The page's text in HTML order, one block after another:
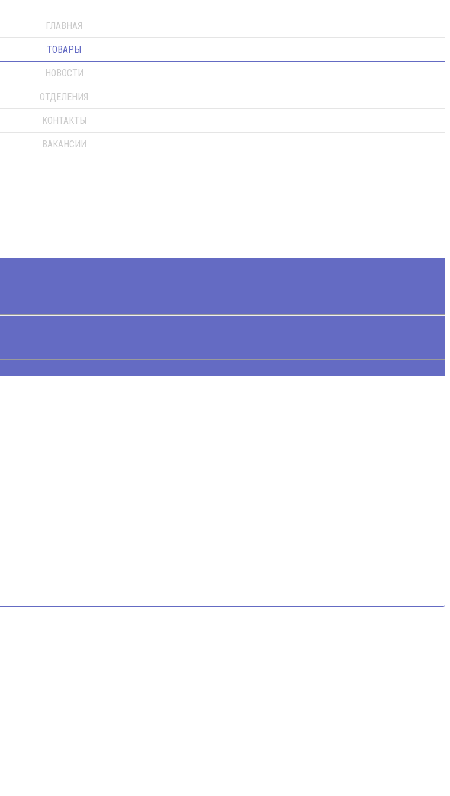
ГЛАВНАЯ
ТОВАРЫ
НОВОСТИ
ОТДЕЛЕНИЯ
КОНТАКТЫ
ВАКАНСИИ